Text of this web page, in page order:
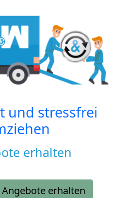
und stressfrei
erhalten
erhalten